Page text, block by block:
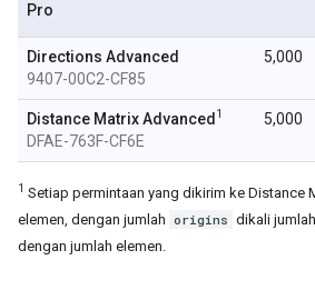
Pro
Directions Advanced
9407-00C2-CF85
5,000
Distance Matrix Advanced 1
DFAE-763F-CF6E
5,000
1 Setiap permintaan yang dikirim ke Distance
elemen, dengan jumlah origins dikali jumlah
dengan jumlah elemen.